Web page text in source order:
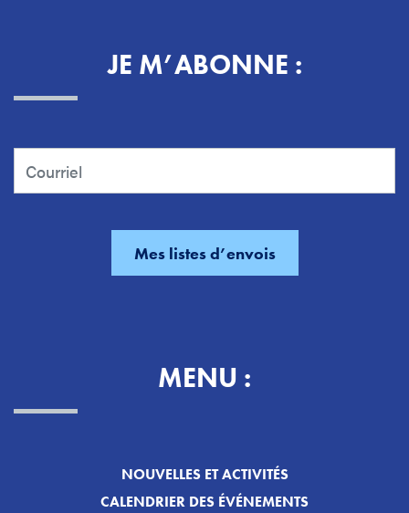
JE M’ABONNE :
MENU :
NOUVELLES ET ACTIVITÉS
CALENDRIER DES ÉVÉNEMENTS